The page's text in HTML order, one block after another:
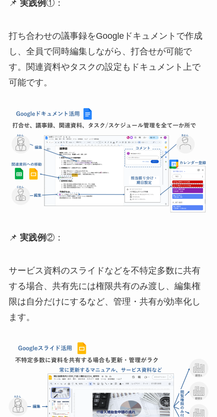
📌 実践例①：
打ち合わせの議事録をGoogleドキュメントで作成
し、全員で同時編集しながら、打合せが可能で
す。関連資料やタスクの設定もドキュメント上で
可能です。
📌 実践例②：
サービス資料のスライドなどを不特定多数に共有
する場合、共有先には権限共有のみ渡し、編集権
限は自分だけにするなど、管理・共有が効率化し
ます。